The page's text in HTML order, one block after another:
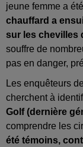
jeune femme a
chauffard a
sur les chevilles
souffre de
pas en danger,
Les enquêteurs
cherchent à
Golf (dernière
comprendre les
été témoins,